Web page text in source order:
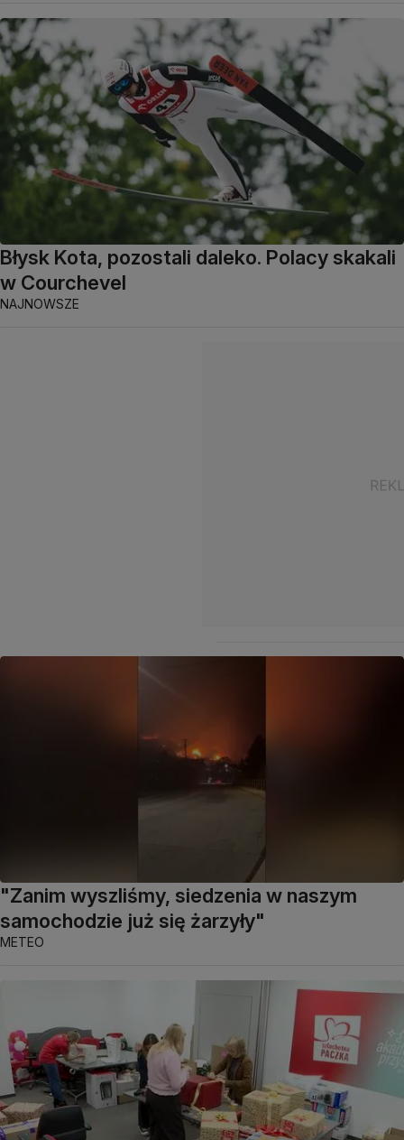
Błysk Kota, pozostali daleko. Polacy skakali
w Courchevel
NAJNOWSZE
"Zanim wyszliśmy, siedzenia w naszym
samochodzie już się żarzyły"
METEO